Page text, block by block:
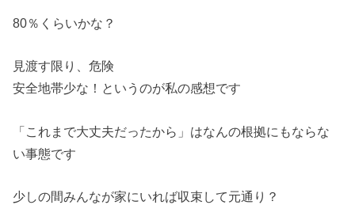
80％くらいかな？
見渡す限り、危険
安全地帯少な！というのが私の感想です
「これまで大丈夫だったから」はなんの根拠にもならな
い事態です
少しの間みんなが家にいれば収束して元通り？